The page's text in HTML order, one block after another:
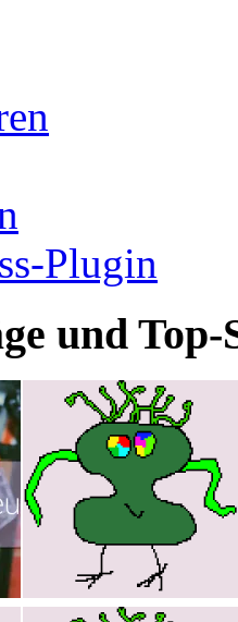
Plugin
und Top-